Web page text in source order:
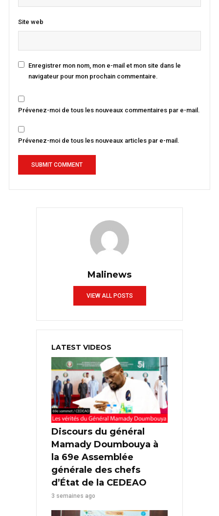
Site web
Enregistrer mon nom, mon e-mail et mon site dans le
navigateur pour mon prochain commentaire.
Prévenez-moi de tous les nouveaux commentaires par e-mail.
Prévenez-moi de tous les nouveaux articles par e-mail.
Malinews
VIEW ALL POSTS
LATEST VIDEOS
Discours du général
Mamady Doumbouya à
la 69e Assemblée
générale des chefs
d’État de la CEDEAO
3 semaines ago